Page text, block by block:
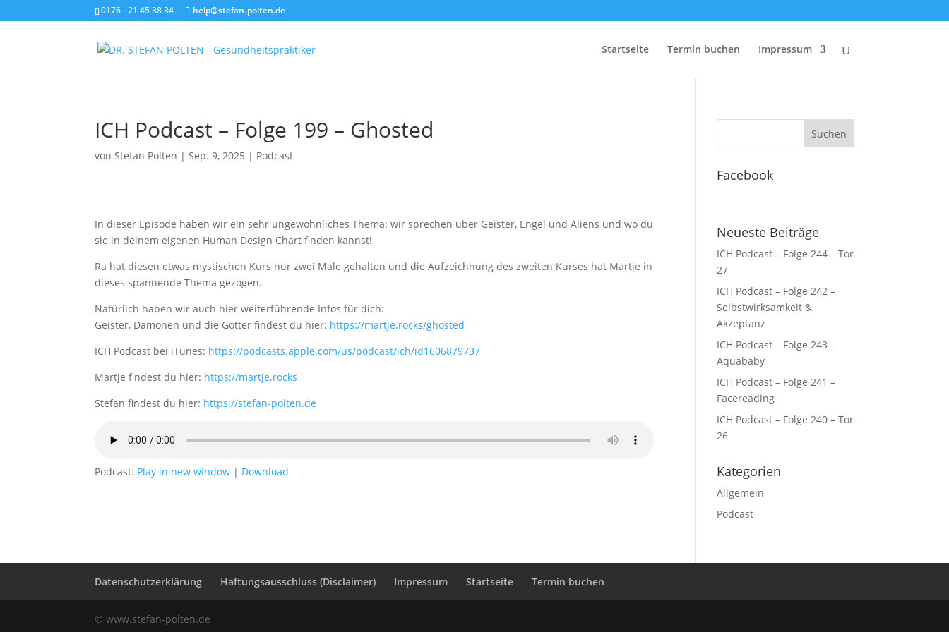
0176 - 21 45 38 34 help@stefan-polten.de
Startseite Termin buchen Impressum
ICH Podcast – Folge 199 – Ghosted
vonStefan Polten |Sep. 9, 2025 | Podcast
In dieser Episode haben wir ein sehr ungewöhnliches Thema: wir sprechen über Geister, Engel und Aliens und wo du
sie in deinem eigenen Human Design Chart finden kannst!
Ra hat diesen etwas mystischen Kurs nur zwei Male gehalten und die Aufzeichnung des zweiten Kurses hat Martje in
dieses spannende Thema gezogen.
Natürlich haben wir auch hier weiterführende Infos für dich:
Geister, Dämonen und die Götter findest du hier: https://martje.rocks/ghosted
ICH Podcast bei iTunes: https://podcasts.apple.com/us/podcast/ich/id1606879737
Martje findest du hier: https://martje.rocks
Stefan findest du hier: https://stefan-polten.de
Podcast: Play in new window | Download
Facebook
Neueste Beiträge
ICH Podcast – Folge 244 – Tor
27
ICH Podcast – Folge 242 –
Selbstwirksamkeit &
Akzeptanz
ICH Podcast – Folge 243 –
Aquababy
ICH Podcast – Folge 241 –
Facereading
ICH Podcast – Folge 240 – Tor
26
Kategorien
Allgemein
Podcast
Datenschutzerklärung Haftungsausschluss (Disclaimer) Impressum Startseite Termin buchen
© www.stefan-polten.de